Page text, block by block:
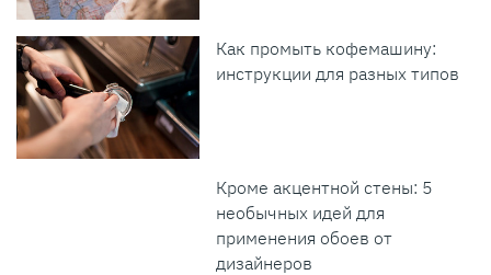
Как промыть кофемашину:
инструкции для разных типов
Кроме акцентной стены: 5
необычных идей для
применения обоев от
дизайнеров